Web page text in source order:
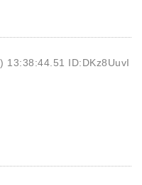
13:38:44.51 ID:DKz8UuvI